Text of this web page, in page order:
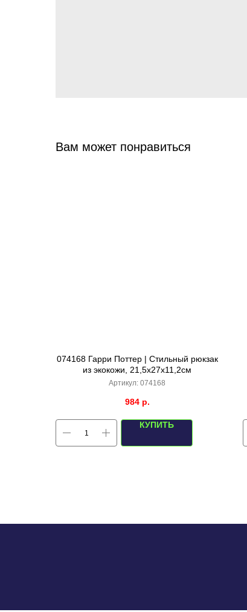
Вам может понравиться
074168 Гарри Поттер | Стильный рюкзак
из экокожи, 21,5х27х11,2см
Артикул: 074168
984 р.
КУПИТЬ